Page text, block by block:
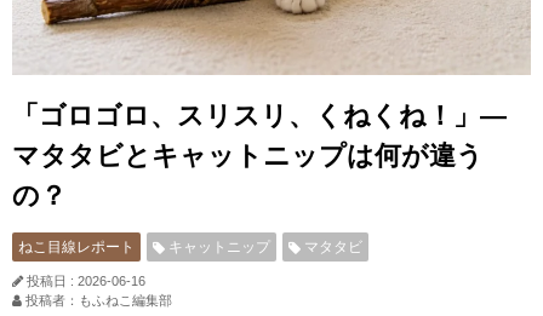
「ゴロゴロ、スリスリ、くねくね！」—
マタタビとキャットニップは何が違う
の？
ねこ目線レポート キャットニップ マタタビ
投稿日 : 2026-06-16
投稿者：もふねこ編集部